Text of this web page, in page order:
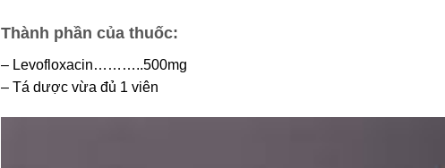
Thành phần của thuốc:
– Levofloxacin………..500mg
– Tá dược vừa đủ 1 viên